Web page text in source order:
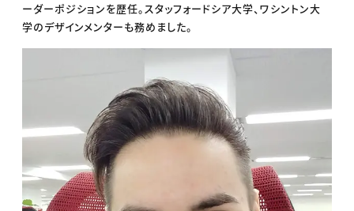
ーダーポジションを歴任。スタッフォードシア大学、ワシントン大
学のデザインメンターも務めました。